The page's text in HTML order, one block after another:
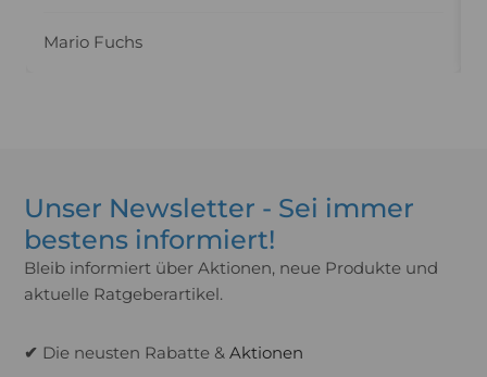
Mario Fuchs
Unser Newsletter - Sei immer
bestens informiert!
Bleib informiert über Aktionen, neue Produkte und
aktuelle Ratgeberartikel.
✔ Die neusten Rabatte &Aktionen